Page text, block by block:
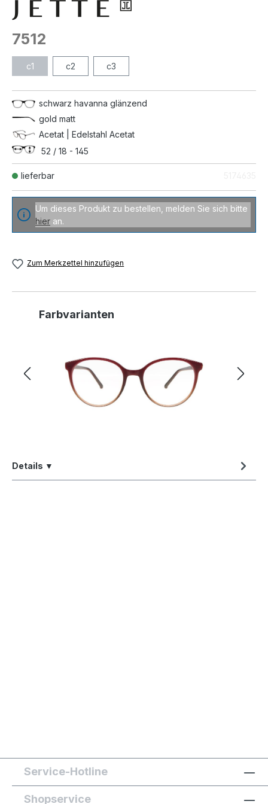
lieferbar
7512
c1 c2 c3
schwarz havanna glänzend
gold matt
Acetat | Edelstahl Acetat
52 / 18 - 145
Um dieses Produkt zu bestellen, melden Sie sich bitte
hier an.
Zum Merkzettel hinzufügen
Produktgalerie überspringen
Farbvarianten
Details ▼
Service-Hotline
Shopservice